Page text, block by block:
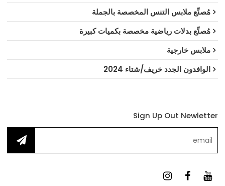
مُصنِّع ملابس التنس المخصصة بالجملة
مُصنِّع بدلات رياضية مخصصة بكميات كبيرة
ملابس خارجية
الوافدون الجدد خريف/شتاء 2024
Sign Up Out Newletter